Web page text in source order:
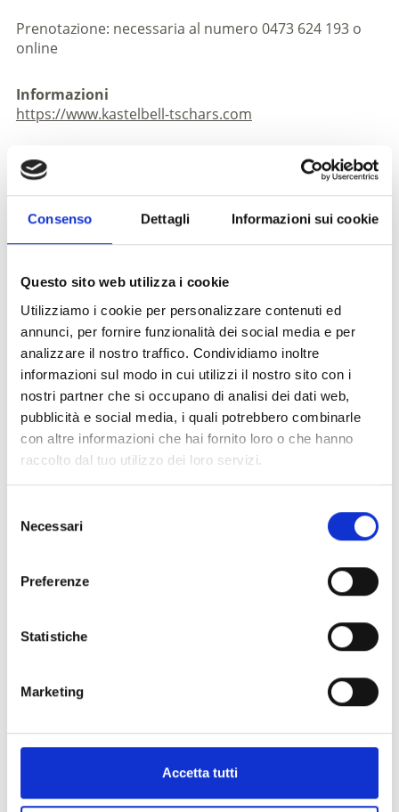
Consenso Dettagli Informazioni sui cookie
Questo sito web utilizza i cookie
Utilizziamo i cookie per personalizzare contenuti ed
annunci, per fornire funzionalità dei social media e per
analizzare il nostro traffico. Condividiamo inoltre
informazioni sul modo in cui utilizzi il nostro sito con i
nostri partner che si occupano di analisi dei dati web,
pubblicità e social media, i quali potrebbero combinarle
con altre informazioni che hai fornito loro o che hanno
raccolto dal tuo utilizzo dei loro servizi.
delNecessari
Preferenze
Statistiche
Marketing
Accetta tutti
Prenotazione: necessaria al numero 0473 624 193 o
online
Informazioni
https://www.kastelbell-tschars.com
scarica pdf
Registrazione:
entro le ore 12:00 il giorno stesso del
tour al numero 0473 624193, presso l'ufficio turistico
albergatore
Luogo di ritrovo:alle ore 15:00 ufficio turistico
Castelbello
Luogo dell'evento
Ufficio Turistico Castelbello - Castelbello-Ciardes
Organizzatore
Ass. turistica Castelbello Ciardes
www.kastelbell-tschars.com
IL CONTENUTO VI È STATO UTILE?
Sì
No